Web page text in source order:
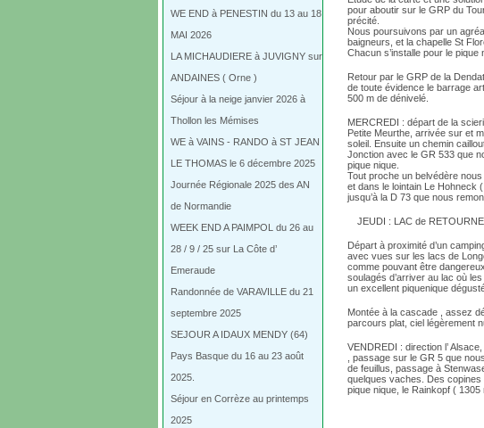
WE END à PENESTIN du 13 au 18
MAI 2026
LA MICHAUDIERE à JUVIGNY sur
ANDAINES ( Orne )
Séjour à la neige janvier 2026 à
Thollon les Mémises
WE à VAINS - RANDO à ST JEAN
LE THOMAS le 6 décembre 2025
Journée Régionale 2025 des AN
de Normandie
WEEK END A PAIMPOL du 26 au
28 / 9 / 25 sur La Côte d’
Emeraude
Randonnée de VARAVILLE du 21
septembre 2025
SEJOUR A IDAUX MENDY (64)
Pays Basque du 16 au 23 août
2025.
Séjour en Corrèze au printemps
2025
pour aboutir sur le GRP du
précité.
Nous poursuivons par un
baigneurs, et la chapelle St
Chacun s’installe pour le pique
Retour par le GRP de la
de toute évidence le barrage
500 m de dénivelé.
MERCREDI : départ de la
Petite Meurthe, arrivée sur et
soleil. Ensuite un chemin
Jonction avec le GR 533 que
pique nique.
Tout proche un belvédère
et dans le lointain Le Hohneck
jusqu’à la D 73 que nous
JEUDI : LAC de
Départ à proximité d’un
avec vues sur les lacs de
comme pouvant être
soulagés d’arriver au lac où
un excellent piquenique
Montée à la cascade , assez
parcours plat, ciel légèrement
VENDREDI : direction l’
, passage sur le GR 5 que
de feuillus, passage à
quelques vaches. Des copines
pique nique, le Rainkopf ( 1305